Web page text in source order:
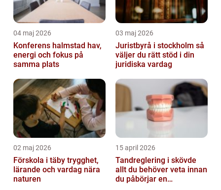
04 maj 2026
Konferens halmstad hav,
energi och fokus på
samma plats
03 maj 2026
Juristbyrå i stockholm så
väljer du rätt stöd i din
juridiska vardag
02 maj 2026
Förskola i täby trygghet,
lärande och vardag nära
naturen
15 april 2026
Tandreglering i skövde
allt du behöver veta innan
du påbörjar en